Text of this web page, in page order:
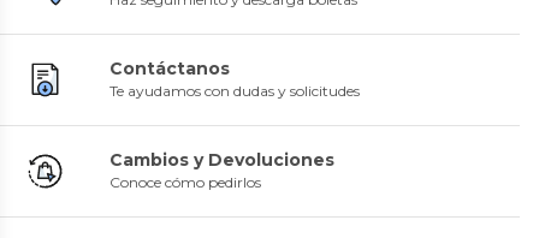
Contáctanos
Te ayudamos con dudas y solicitudes
Cambios y Devoluciones
Conoce cómo pedirlos